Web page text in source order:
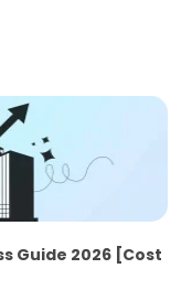
Guide 2026 [Cost